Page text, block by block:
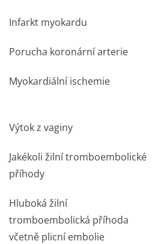
Infarkt myokardu
Porucha koronární arterie
Myokardiální ischemie
Výtok z vaginy
Jakékoli žilní tromboembolické
příhody
Hluboká žilní
tromboembolická příhoda
včetně plicní embolie